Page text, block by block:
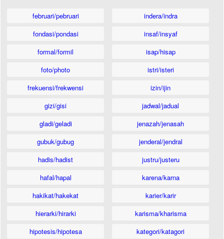
februari/pebruari
fondasi/pondasi
formal/formil
foto/photo
frekuensi/frekwensi
gizi/gisi
gladi/geladi
gubuk/gubug
hadis/hadist
hafal/hapal
hakikat/hakekat
hierarki/hirarki
hipotesis/hipotesa
indera/indra
insaf/insyaf
isap/hisap
istri/isteri
izin/ijin
jadwal/jadual
jenazah/jenasah
jenderal/jendral
justru/justeru
karena/karna
karier/karir
karisma/kharisma
kategori/katagori